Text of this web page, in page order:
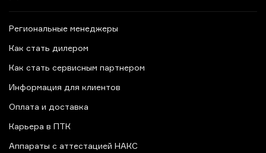
Региональные менеджеры
Как стать дилером
Как стать сервисным партнером
Информация для клиентов
Оплата и доставка
Карьера в ПТК
Аппараты с аттестацией НАКС